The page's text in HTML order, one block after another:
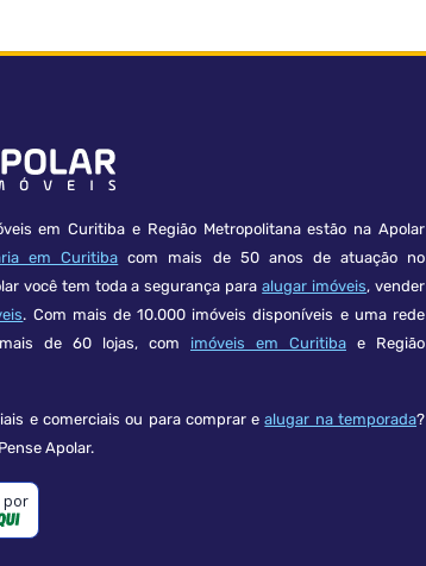
em Curitiba e Região Metropolitana estão na Apolar
em Curitiba com mais de 50 anos de atuação no
você tem toda a segurança paraalugar imóveis, vender
. Com mais de 10.000 imóveis disponíveis e uma rede
de 60 lojas, com imóveis em Curitiba e Região
e comerciais ou para comprar ealugar na temporada?
Apolar.
por